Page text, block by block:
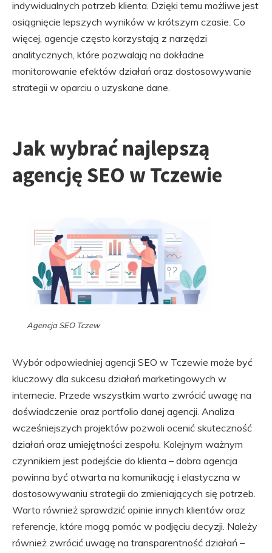
indywidualnych potrzeb klienta. Dzięki temu możliwe jest
osiągnięcie lepszych wyników w krótszym czasie. Co
więcej, agencje często korzystają z narzędzi
analitycznych, które pozwalają na dokładne
monitorowanie efektów działań oraz dostosowywanie
strategii w oparciu o uzyskane dane.
Jak wybrać najlepszą
agencję SEO w Tczewie
Agencja SEO Tczew
Wybór odpowiedniej agencji SEO w Tczewie może być
kluczowy dla sukcesu działań marketingowych w
internecie. Przede wszystkim warto zwrócić uwagę na
doświadczenie oraz portfolio danej agencji. Analiza
wcześniejszych projektów pozwoli ocenić skuteczność
działań oraz umiejętności zespołu. Kolejnym ważnym
czynnikiem jest podejście do klienta – dobra agencja
powinna być otwarta na komunikację i elastyczna w
dostosowywaniu strategii do zmieniających się potrzeb.
Warto również sprawdzić opinie innych klientów oraz
referencje, które mogą pomóc w podjęciu decyzji. Należy
również zwrócić uwagę na transparentność działań –